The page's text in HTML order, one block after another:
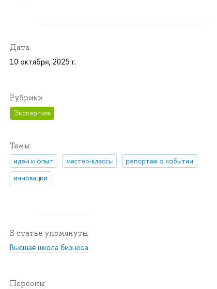
Дата
10 октября, 2025 г.
Рубрики
Экспертиза
Темы
идеи и опыт мастер-классы
репортаж о событии
инновации
В статье упомянуты
Высшая школа бизнеса
Персоны